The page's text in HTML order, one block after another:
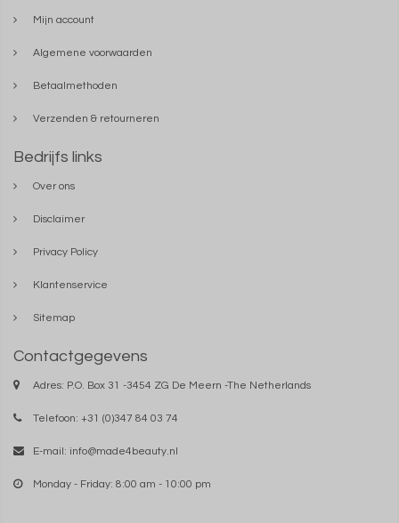
Mijn account
Algemene voorwaarden
Betaalmethoden
Verzenden & retourneren
Bedrijfs links
Over ons
Disclaimer
Privacy Policy
Klantenservice
Sitemap
Contactgegevens
Adres: P.O. Box 31 -3454 ZG De Meern -The Netherlands
Telefoon: +31 (0)347 84 03 74
E-mail: info@made4beauty.nl
Monday - Friday: 8:00 am - 10:00 pm